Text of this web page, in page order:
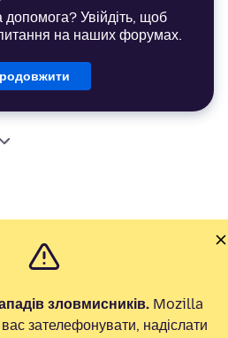
Увійдіть, щоб
на наших форумах.
зловмисників.Mozilla
зателефонувати, надіслати